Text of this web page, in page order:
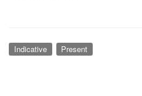
Indicative Present